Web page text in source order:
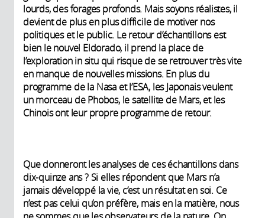
lourds, des forages profonds. Mais soyons réalistes, il
devient de plus en plus difficile de motiver nos
politiques et le public. Le retour d’échantillons est
bien le nouvel Eldorado, il prend la place de
l’exploration in situ qui risque de se retrouver très vite
en manque de nouvelles missions. En plus du
programme de la Nasa et l’ESA, les Japonais veulent
un morceau de Phobos, le satellite de Mars, et les
Chinois ont leur propre programme de retour.
Que donneront les analyses de ces échantillons dans
dix-quinze ans ? Si elles répondent que Mars n’a
jamais développé la vie, c’est un résultat en soi. Ce
n’est pas celui qu’on préfère, mais en la matière, nous